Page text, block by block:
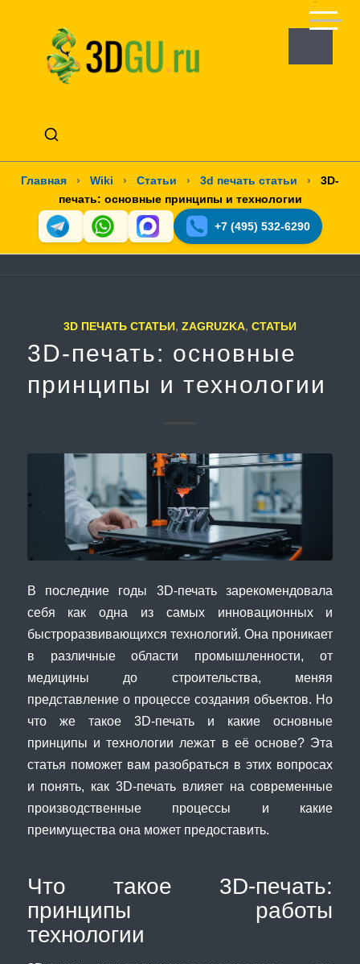
Главная › Wiki › Статьи › 3d печать статьи ›
3D-
печать: основные принципы и технологии
+7 (495) 532-6290
3D ПЕЧАТЬ СТАТЬИ, ZAGRUZKA, СТАТЬИ
3D-печать: основные
принципы и технологии
В последние годы 3D-печать зарекомендовала
себя как одна из самых инновационных и
быстроразвивающихся технологий. Она проникает
в различные области промышленности, от
медицины до строительства, меняя
представление о процессе создания объектов. Но
что же такое 3D-печать и какие основные
принципы и технологии лежат в её основе? Эта
статья поможет вам разобраться в этих вопросах
и понять, как 3D-печать влияет на современные
производственные процессы и какие
преимущества она может предоставить.
Что такое 3D-печать:
принципы работы
технологии